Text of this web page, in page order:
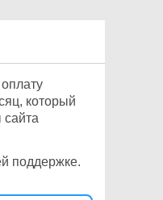
который
поддержке.